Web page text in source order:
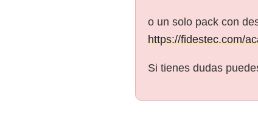
o un solo pack con
https://fidestec.com/
Si tienes dudas